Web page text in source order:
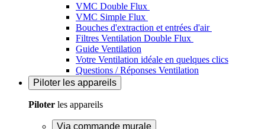
VMC Double Flux
VMC Simple Flux
Bouches d'extraction et entrées d'air
Filtres Ventilation Double Flux
Guide Ventilation
Votre Ventilation idéale en quelques clics
Questions / Réponses Ventilation
Piloter les appareils
Piloter les appareils
Via commande murale